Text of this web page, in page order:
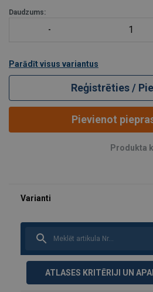
Daudzums:
Parādīt visus variantus
Reģistrēties /
Pievienot
Produkta
ATLASES KRITĒRIJI UN